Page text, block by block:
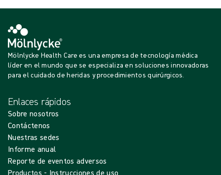
Mölnlycke Health Care es una empresa de tecnología médica
líder en el mundo que se especializa en soluciones innovadoras
para el cuidado de heridas y procedimientos quirúrgicos.
Enlaces rápidos
Sobre nosotros
Contáctenos
Nuestras sedes
Informe anual
Reporte de eventos adversos
Productos - Instrucciones de uso